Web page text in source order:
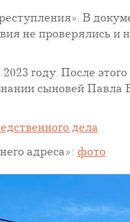
В
не проверялись
году. После
сыновей
дела
адреса»: фото